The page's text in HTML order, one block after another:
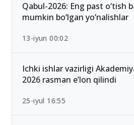
Qabul-2026: Eng past o‘tish
mumkin bo‘lgan yo‘nalishlar
13-iyun 00:02
Ichki ishlar vazirligi
2026 rasman e’lon qilindi
25-iyul 16:55